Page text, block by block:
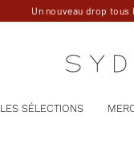
Un nouveau drop tous
LES SÉLECTIONS